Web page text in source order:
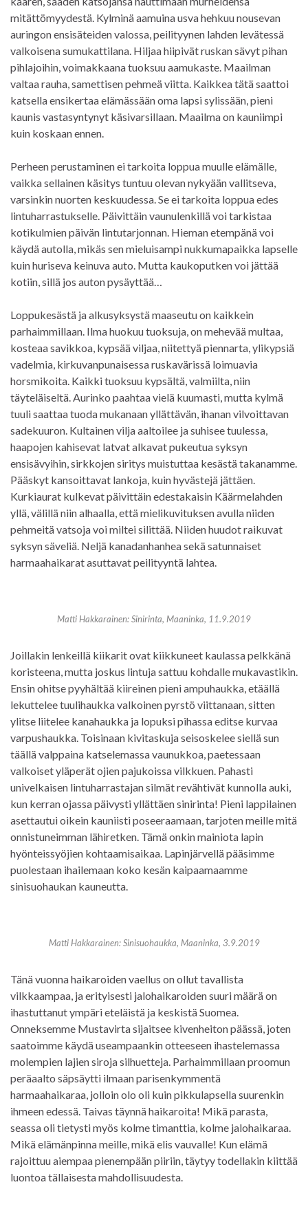
mitättömyydestä. Kylminä aamuina usva hehkuu nousevan
auringon ensisäteiden valossa, peilityynen lahden levätessä
valkoisena sumukattilana. Hiljaa hiipivät ruskan sävyt pihan
pihlajoihin, voimakkaana tuoksuu aamukaste. Maailman
valtaa rauha, samettisen pehmeä viitta. Kaikkea tätä saattoi
katsella ensikertaa elämässään oma lapsi sylissään, pieni
kaunis vastasyntynyt käsivarsillaan. Maailma on kauniimpi
kuin koskaan ennen.
Perheen perustaminen ei tarkoita loppua muulle elämälle,
vaikka sellainen käsitys tuntuu olevan nykyään vallitseva,
varsinkin nuorten keskuudessa. Se ei tarkoita loppua edes
lintuharrastukselle. Päivittäin vaunulenkillä voi tarkistaa
kotikulmien päivän lintutarjonnan. Hieman etempänä voi
käydä autolla, mikäs sen mieluisampi nukkumapaikka lapselle
kuin huriseva keinuva auto. Mutta kaukoputken voi jättää
kotiin, sillä jos auton pysäyttää…
Loppukesästä ja alkusyksystä maaseutu on kaikkein
parhaimmillaan. Ilma huokuu tuoksuja, on mehevää multaa,
kosteaa savikkoa, kypsää viljaa, niitettyä piennarta, ylikypsiä
vadelmia, kirkuvanpunaisessa ruskavärissä loimuavia
horsmikoita. Kaikki tuoksuu kypsältä, valmiilta, niin
täyteläiseltä. Aurinko paahtaa vielä kuumasti, mutta kylmä
tuuli saattaa tuoda mukanaan yllättävän, ihanan vilvoittavan
sadekuuron. Kultainen vilja aaltoilee ja suhisee tuulessa,
haapojen kahisevat latvat alkavat pukeutua syksyn
ensisävyihin, sirkkojen siritys muistuttaa kesästä takanamme.
Pääskyt kansoittavat lankoja, kuin hyvästejä jättäen.
Kurkiaurat kulkevat päivittäin edestakaisin Käärmelahden
yllä, välillä niin alhaalla, että mielikuvituksen avulla niiden
pehmeitä vatsoja voi miltei silittää. Niiden huudot raikuvat
syksyn säveliä. Neljä kanadanhanhea sekä satunnaiset
harmaahaikarat asuttavat peilityyntä lahtea.
Matti Hakkarainen: Sinirinta, Maaninka, 11.9.2019
Joillakin lenkeillä kiikarit ovat kiikkuneet kaulassa pelkkänä
koristeena, mutta joskus lintuja sattuu kohdalle mukavastikin.
Ensin ohitse pyyhältää kiireinen pieni ampuhaukka, etäällä
lekuttelee tuulihaukka valkoinen pyrstö viittanaan, sitten
ylitse liitelee kanahaukka ja lopuksi pihassa editse kurvaa
varpushaukka. Toisinaan kivitaskuja seisoskelee siellä sun
täällä valppaina katselemassa vaunukkoa, paetessaan
valkoiset yläperät ojien pajukoissa vilkkuen. Pahasti
univelkaisen lintuharrastajan silmät revähtivät kunnolla auki,
kun kerran ojassa päivysti yllättäen sinirinta! Pieni lappilainen
asettautui oikein kauniisti poseeraamaan, tarjoten meille mitä
onnistuneimman lähiretken. Tämä onkin mainiota lapin
hyönteissyöjien kohtaamisaikaa. Lapinjärvellä pääsimme
puolestaan ihailemaan koko kesän kaipaamaamme
sinisuohaukan kauneutta.
Matti Hakkarainen: Sinisuohaukka, Maaninka, 3.9.2019
Tänä vuonna haikaroiden vaellus on ollut tavallista
vilkkaampaa, ja erityisesti jalohaikaroiden suuri määrä on
ihastuttanut ympäri eteläistä ja keskistä Suomea.
Onneksemme Mustavirta sijaitsee kivenheiton päässä, joten
saatoimme käydä useampaankin otteeseen ihastelemassa
molempien lajien siroja silhuetteja. Parhaimmillaan proomun
peräaalto säpsäytti ilmaan parisenkymmentä
harmaahaikaraa, jolloin olo oli kuin pikkulapsella suurenkin
ihmeen edessä. Taivas täynnä haikaroita! Mikä parasta,
seassa oli tietysti myös kolme timanttia, kolme jalohaikaraa.
Mikä elämänpinna meille, mikä elis vauvalle! Kun elämä
rajoittuu aiempaa pienempään piiriin, täytyy todellakin kiittää
luontoa tällaisesta mahdollisuudesta.